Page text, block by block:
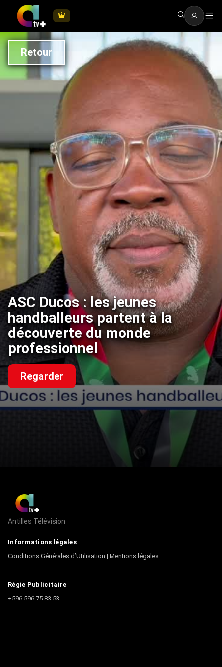
Retour
ASC Ducos : les jeunes
handballeurs partent à la
découverte du monde
professionnel
Regarder
Antilles Télévision
Informations légales
Conditions Générales d’Utilisation | Mentions légales
Régie Publicitaire
+596 596 75 83 53